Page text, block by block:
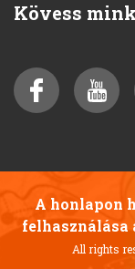
Kövess
A honlapon
felhasználása
All rights